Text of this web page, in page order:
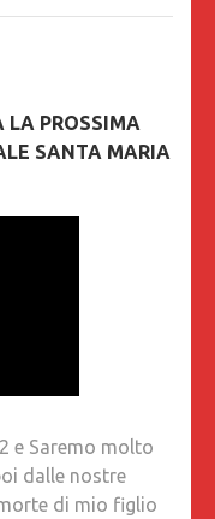
LA PROSSIMA
SANTA MARIA
e Saremo molto
dalle nostre
di mio figlio